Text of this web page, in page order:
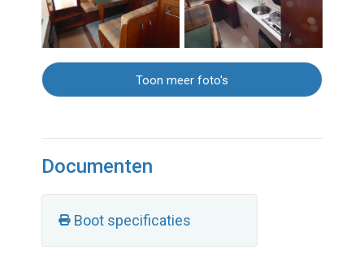
Toon meer foto's
Documenten
Boot specificaties